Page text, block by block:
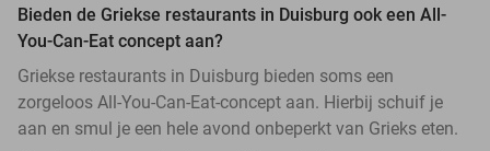
Bieden de Griekse restaurants in Duisburg ook een All-
You-Can-Eat concept aan?
Griekse restaurants in Duisburg bieden soms een
zorgeloos All-You-Can-Eat-concept aan. Hierbij schuif je
aan en smul je een hele avond onbeperkt van Grieks eten.